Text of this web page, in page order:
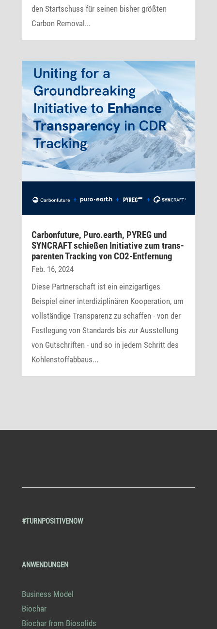
den Startschuss für seinen bisher größten
Carbon Removal...
Carbon­fu­ture, Puro.earth, PYREG und
SYNCRAFT schießen Initia­tive zum trans­
pa­renten Tracking von CO2-Entfernung
Feb. 16, 2024
Diese Partnerschaft ist ein einzigartiges
Beispiel einer interdiziplinären Kooperation, um
vollständige Transparenz zu schaffen - von der
Festlegung von Standards bis zur Ausstellung
von Gutschriften - und so in jedem Schritt des
Kohlenstoffabbaus...
#TURNPOSITIVENOW
ANWENDUNGEN
Business Model
Biochar
Biochar from Biosolids